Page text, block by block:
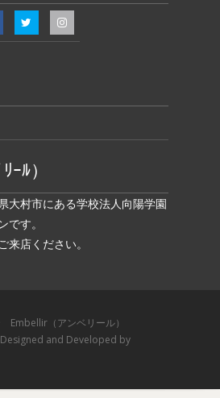
ｰﾙ）
大村市にある学校法人向陽学園
です。
来店ください。
（アンベリール）
and Developed by